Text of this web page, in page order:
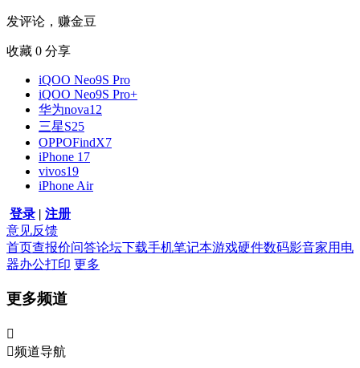
发评论，赚金豆
收藏 0 分享
iQOO Neo9S Pro
iQOO Neo9S Pro+
华为nova12
三星S25
OPPOFindX7
iPhone 17
vivos19
iPhone Air
登录 | 注册
意见反馈
首页查报价问答论坛下载手机笔记本游戏硬件数码影音家用电
器办公打印 更多
更多频道

频道导航